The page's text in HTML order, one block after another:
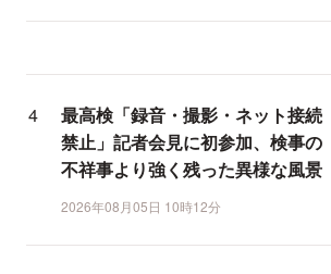
最高検「録音・撮影・ネット接続
禁止」記者会見に初参加、検事の
不祥事より強く残った異様な風景
2026年08月05日 10時12分